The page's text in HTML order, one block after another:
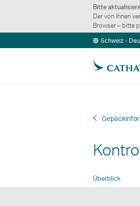
Bitte
Der von Ihnen
Browser – bitte
Schweiz -
Überblick